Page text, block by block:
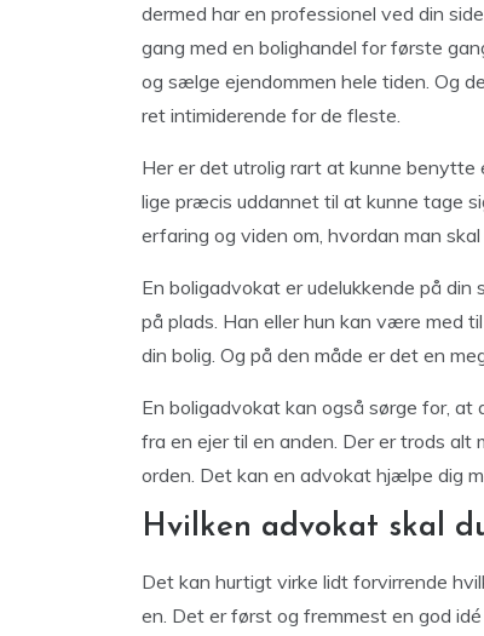
dermed har en professionel ved din
gang med en bolighandel for første
og sælge ejendommen hele tiden. Og
ret intimiderende for de fleste.
Her er det utrolig rart at kunne benytte
lige præcis uddannet til at kunne tage
erfaring og viden om, hvordan man
En boligadvokat er udelukkende på
på plads. Han eller hun kan være med
din bolig. Og på den måde er det en
En boligadvokat kan også sørge for, at
fra en ejer til en anden. Der er trods alt
orden. Det kan en advokat hjælpe dig
Hvilken advokat skal
Det kan hurtigt virke lidt forvirrende
en. Det er først og fremmest en god